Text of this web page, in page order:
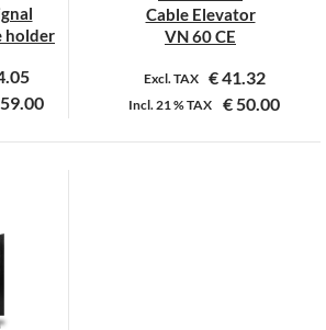
holder
Cable Elevator
VN 60 CE
Excl. TAX €41.32
Incl.21 %TAX € 50.00
Dit